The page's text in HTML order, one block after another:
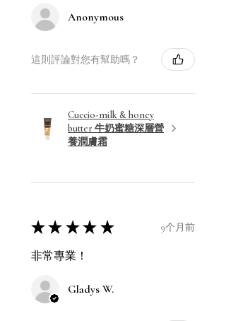
Anonymous
這則評論對您有幫助嗎？
Cuccio-milk & honey
butter 牛奶蜜糖深層營
養潤膚霜
★ ★ ★ ★ ★ 9个月前
非常專業！
Gladys W.